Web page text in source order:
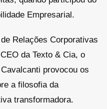
Empresarial.
Relações Corporativas
da Texto & Cia, o
provocou os
a filosofia da
transformadora.